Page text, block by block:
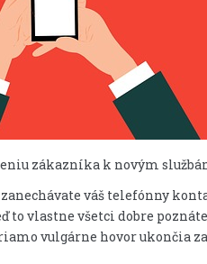
zákazníka k novým
váš telefónny
vlastne všetci dobre
vulgárne hovor ukončia